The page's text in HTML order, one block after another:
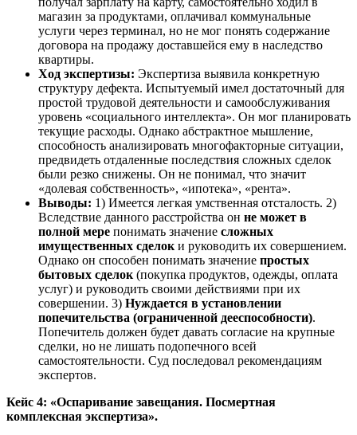
магазин за продуктами, оплачивал коммунальные
услуги через терминал, но не мог понять содержание
договора на продажу доставшейся ему в наследство
квартиры.
Ход экспертизы: Экспертиза выявила конкретную
структуру дефекта. Испытуемый имел достаточный для
простой трудовой деятельности и самообслуживания
уровень «социального интеллекта». Он мог планировать
текущие расходы. Однако абстрактное мышление,
способность анализировать многофакторные ситуации,
предвидеть отдаленные последствия сложных сделок
были резко снижены. Он не понимал, что значит
«долевая собственность», «ипотека», «рента».
Выводы: 1) Имеется легкая умственная отсталость. 2)
Вследствие данного расстройства он не может в
полной мере понимать значение сложных
имущественных сделок и руководить их совершением.
Однако он способен понимать значение простых
бытовых сделок (покупка продуктов, одежды, оплата
услуг) и руководить своими действиями при их
совершении. 3) Нуждается в установлении
попечительства (ограниченной дееспособности).
Попечитель должен будет давать согласие на крупные
сделки, но не лишать подопечного всей
самостоятельности. Суд последовал рекомендациям
экспертов.
Кейс 4: «Оспаривание завещания. Посмертная
комплексная экспертиза».